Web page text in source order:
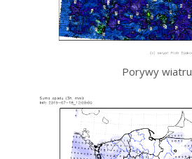
Porywy wiatru